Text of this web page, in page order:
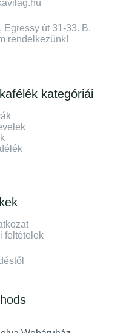
Egressy út 31-33. B.
rendelkezünk!
kategóriái
feltételek